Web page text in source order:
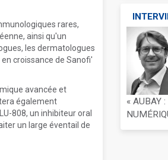
rares,
ainsi qu'un
les dermatologues
croissance de Sanofi'
avancée et
également
808, un inhibiteur oral
un large éventail de
« AUBAY